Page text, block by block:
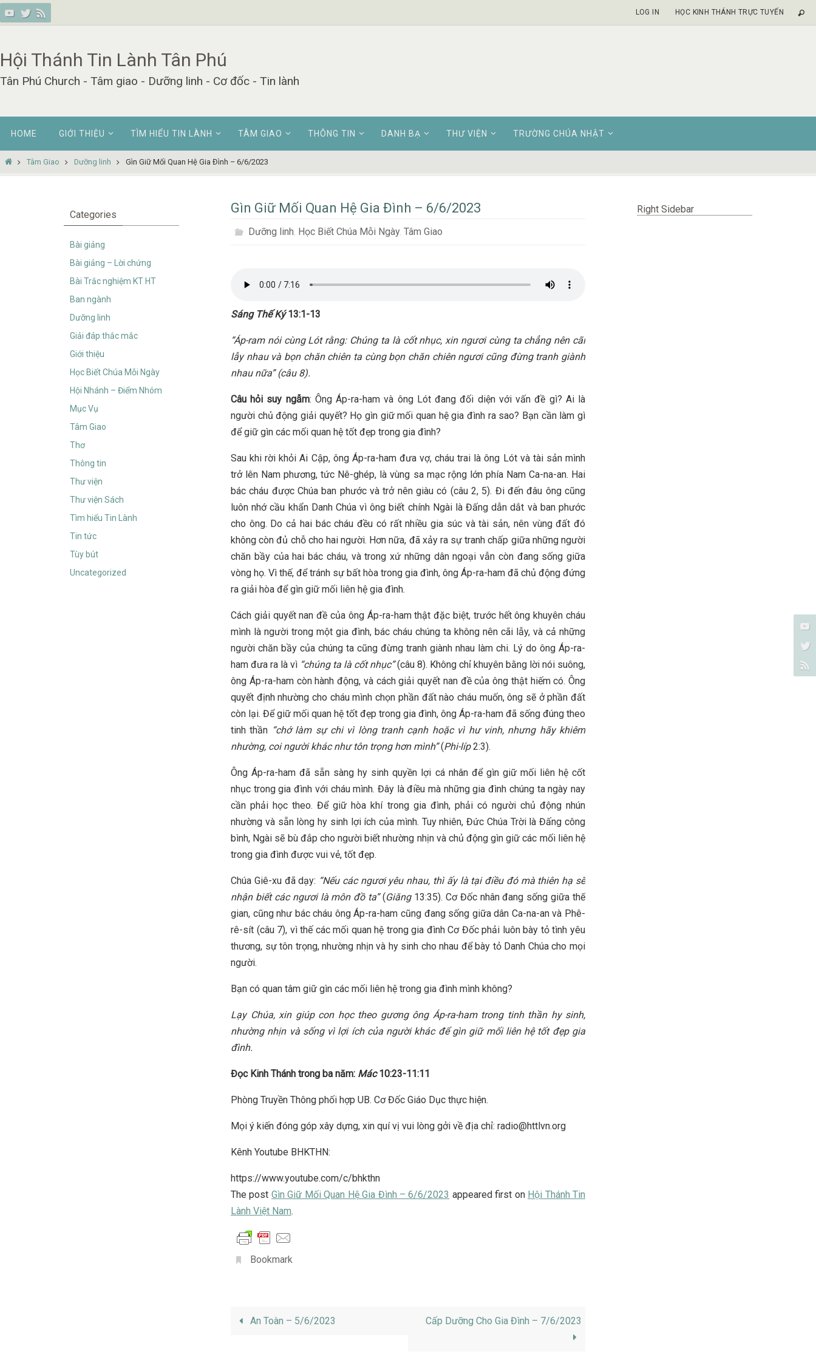
Skip
to
LOG IN HỌC KINH THÁNH TRỰC TUYẾN
Hội Thánh Tin Lành Tân Phú
Tân Phú Church - Tâm giao - Dưỡng linh - Cơ đốc - Tin lành
content
HOME GIỚI THIỆU TÌM HIỂU TIN LÀNH TÂM GIAO THÔNG TIN DANH BẠ THƯ VIỆN TRƯỜNG CHÚA NHẬT
HomeTâm Giao Dưỡng linh Gìn Giữ Mối Quan Hệ Gia Đình – 6/6/2023
Gìn Giữ Mối Quan Hệ Gia Đình – 6/6/2023
Dưỡng linh, Học Biết Chúa Mỗi Ngày, Tâm Giao
Sáng Thế Ký13:1-13
“Áp-ram nói cùng Lót rằng: Chúng ta là cốt nhục, xin ngươi cùng ta chẳng nên cãi
lẫy nhau và bọn chăn chiên ta cùng bọn chăn chiên ngươi cũng đừng tranh giành
nhau nữa” (câu 8).
Câu hỏi suy ngẫm: Ông Áp-ra-ham và ông Lót đang đối diện với vấn đề gì? Ai là
người chủ động giải quyết? Họ gìn giữ mối quan hệ gia đình ra sao? Bạn cần làm gì
để giữ gìn các mối quan hệ tốt đẹp trong gia đình?
Sau khi rời khỏi Ai Cập, ông Áp-ra-ham đưa vợ, cháu trai là ông Lót và tài sản mình
trở lên Nam phương, tức Nê-ghép, là vùng sa mạc rộng lớn phía Nam Ca-na-an. Hai
bác cháu được Chúa ban phước và trở nên giàu có (câu 2, 5). Đi đến đâu ông cũng
luôn nhớ cầu khẩn Danh Chúa vì ông biết chính Ngài là Đấng dẫn dắt và ban phước
cho ông. Do cả hai bác cháu đều có rất nhiều gia súc và tài sản, nên vùng đất đó
không còn đủ chỗ cho hai người. Hơn nữa, đã xảy ra sự tranh chấp giữa những người
chăn bầy của hai bác cháu, và trong xứ những dân ngoại vẫn còn đang sống giữa
vòng họ. Vì thế, để tránh sự bất hòa trong gia đình, ông Áp-ra-ham đã chủ động đứng
ra giải hòa để gìn giữ mối liên hệ gia đình.
Cách giải quyết nan đề của ông Áp-ra-ham thật đặc biệt, trước hết ông khuyên cháu
mình là người trong một gia đình, bác cháu chúng ta không nên cãi lẫy, và cả những
người chăn bầy của chúng ta cũng đừng tranh giành nhau làm chi. Lý do ông Áp-ra-
ham đưa ra là vì “chúng ta là cốt nhục”(câu 8). Không chỉ khuyên bằng lời nói suông,
ông Áp-ra-ham còn hành động, và cách giải quyết nan đề của ông thật hiếm có. Ông
quyết định nhường cho cháu mình chọn phần đất nào cháu muốn, ông sẽ ở phần đất
còn lại. Để giữ mối quan hệ tốt đẹp trong gia đình, ông Áp-ra-ham đã sống đúng theo
tinh thần “chớ làm sự chi vì lòng tranh cạnh hoặc vì hư vinh, nhưng hãy khiêm
nhường, coi người khác như tôn trọng hơn mình”(Phi-líp2:3).
Ông Áp-ra-ham đã sẵn sàng hy sinh quyền lợi cá nhân để gìn giữ mối liên hệ cốt
nhục trong gia đình với cháu mình. Đây là điều mà những gia đình chúng ta ngày nay
cần phải học theo. Để giữ hòa khí trong gia đình, phải có người chủ động nhún
nhường và sẵn lòng hy sinh lợi ích của mình. Tuy nhiên, Đức Chúa Trời là Đấng công
bình, Ngài sẽ bù đắp cho người biết nhường nhịn và chủ động gìn giữ các mối liên hệ
trong gia đình được vui vẻ, tốt đẹp.
Chúa Giê-xu đã dạy: “Nếu các ngươi yêu nhau, thì ấy là tại điều đó mà thiên hạ sẽ
nhận biết các ngươi là môn đồ ta”(Giăng13:35). Cơ Đốc nhân đang sống giữa thế
gian, cũng như bác cháu ông Áp-ra-ham cũng đang sống giữa dân Ca-na-an và Phê-
rê-sít (câu 7), vì thế các mối quan hệ trong gia đình Cơ Đốc phải luôn bày tỏ tình yêu
thương, sự tôn trọng, nhường nhịn và hy sinh cho nhau để bày tỏ Danh Chúa cho mọi
người.
Bạn có quan tâm giữ gìn các mối liên hệ trong gia đình mình không?
Lạy Chúa, xin giúp con học theo gương ông Áp-ra-ham trong tinh thần hy sinh,
nhường nhịn và sống vì lợi ích của người khác để gìn giữ mối liên hệ tốt đẹp gia
đình.
Đọc Kinh Thánh trong ba năm: Mác10:23-11:11
Phòng Truyền Thông phối hợp UB. Cơ Đốc Giáo Dục thực hiện.
Mọi ý kiến đóng góp xây dựng, xin quí vị vui lòng gởi về địa chỉ: radio@httlvn.org
Kênh Youtube BHKTHN:
https://www.youtube.com/c/bhkthn
The post Gìn Giữ Mối Quan Hệ Gia Đình – 6/6/2023 appeared first on Hội Thánh Tin
Lành Việt Nam.
Bookmark.
An Toàn – 5/6/2023 Cấp Dưỡng Cho Gia Đình – 7/6/2023
Categories
Bài giảng
Bài giảng – Lời chứng
Bài Trắc nghiệm KT HT
Ban ngành
Dưỡng linh
Giải đáp thắc mắc
Giới thiệu
Học Biết Chúa Mỗi Ngày
Hội Nhánh – Điểm Nhóm
Mục Vụ
Tâm Giao
Thơ
Thông tin
Thư viện
Thư viện Sách
Tìm hiểu Tin Lành
Tin tức
Tùy bút
Uncategorized
Right Sidebar